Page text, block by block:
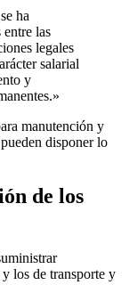
ha
entre las
legales
salarial
y
manutención y
disponer lo
de los
los de transporte y